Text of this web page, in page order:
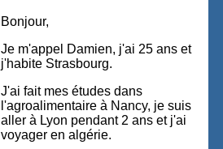
Bonjour,
Je m'appel Damien, j'ai 25 ans et
j'habite Strasbourg.
J'ai fait mes études dans
l'agroalimentaire à Nancy, je suis
aller à Lyon pendant 2 ans et j'ai
voyager en algérie.